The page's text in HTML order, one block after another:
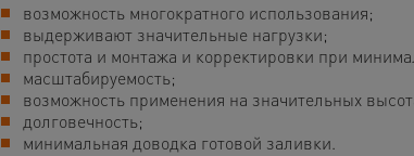
возможность многократного использования;
выдерживают значительные нагрузки;
простота и монтажа и корректировки при
масштабируемость;
возможность применения на значительных
долговечность;
минимальная доводка готовой заливки.